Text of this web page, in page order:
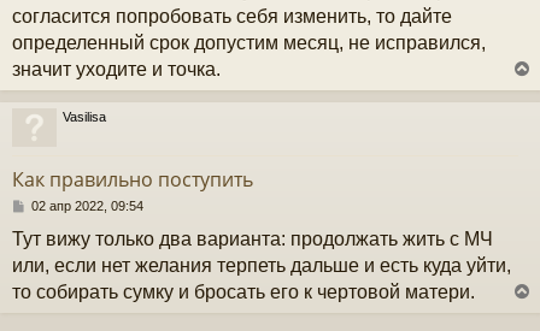
согласится попробовать себя изменить, то дайте
определенный срок допустим месяц, не исправился,
значит уходите и точка.
е
Vasilisa
Как правильно поступить
С
о
б
е
02 апр 2022, 09:54
Тут вижу только два варианта: продолжать жить с МЧ
или, если нет желания терпеть дальше и есть куда уйти,
то собирать сумку и бросать его к чертовой матери.